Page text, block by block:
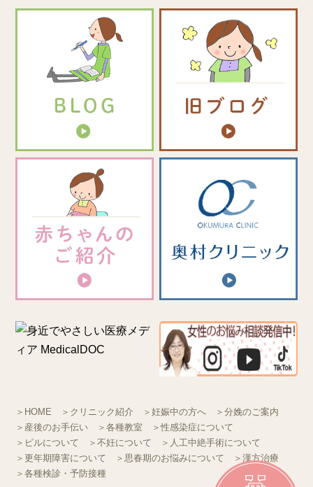
＞HOME ＞クリニック紹介 ＞妊娠中の方へ
＞分娩のご案内
＞産後のお手伝い
＞各種教室
＞性感染症について
＞ピルについて
＞不妊について
＞人工中絶手術について
＞更年期障害について
＞思春期のお悩みについて
＞漢方治療
＞各種検診・予防接種